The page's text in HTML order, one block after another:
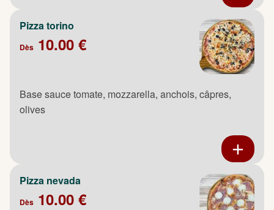
Pizza torino
Dès 10.00 €
Base sauce tomate, mozzarella, anchois, câpres,
olives
Pizza nevada
Dès 10.00 €